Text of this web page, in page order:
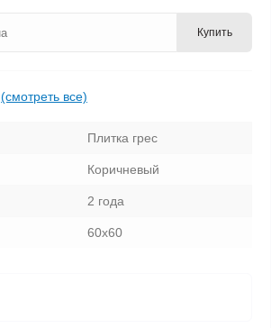
Купить
(смотреть все)
Плитка грес
Коричневый
2 года
60х60